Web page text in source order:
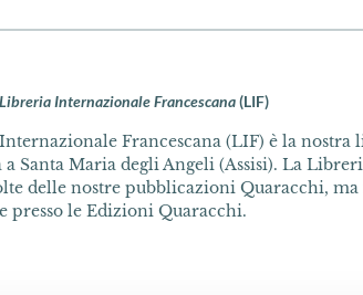
Libreria Internazionale Francescana(LIF)
Francescana (LIF) è la
Santa Maria degli Angeli (Assisi). La
delle nostre pubblicazioni Quaracchi,
presso le Edizioni Quaracchi.